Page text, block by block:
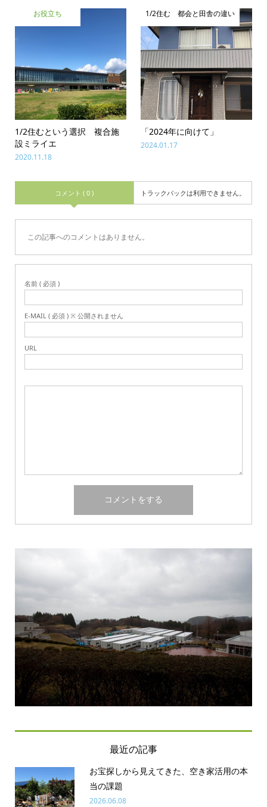
お役立ち
1/2住むという選択 複合施
設ミライエ
2020.11.18
1/2住む 都会と田舎の違い
「2024年に向けて」
2024.01.17
コメント ( 0 ) トラックバックは利用できません。
この記事へのコメントはありません。
名前 ( 必須 )
E-MAIL ( 必須 ) ※ 公開されません
URL
最近の記事
お宝探しから見えてきた、空き家活用の本
当の課題
2026.06.08